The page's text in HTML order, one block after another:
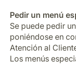
Pedir un menú
Se puede pedir
poniéndose en
Atención al
Los menús